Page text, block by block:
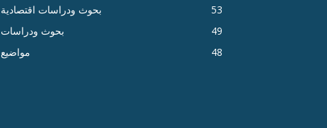
بحوث ودراسات اقتصادية
53
بحوث ودراسات
49
مواضيع
48